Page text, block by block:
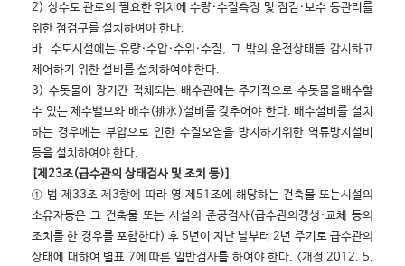
2) 상수도 관로의 필요한 위치에 수량·수질측정 및 점검·보수 등관리를
위한 점검구를 설치하여야 한다.
바. 수도시설에는 유량·수압·수위·수질, 그 밖의 운전상태를 감시하고
제어하기 위한 설비를 설치하여야 한다.
3) 수돗물이 장기간 적체되는 배수관에는 주기적으로 수돗물을배수할
수 있는 제수밸브와 배수(排水)설비를 갖추어야 한다. 배수설비를 설치
하는 경우에는 부압으로 인한 수질오염을 방지하기위한 역류방지설비
등을 설치하여야 한다.
[제23조(급수관의 상태검사 및 조치 등)]
① 법 제33조 제3항에 따라 영 제51조에 해당하는 건축물 또는시설의
소유자등은 그 건축물 또는 시설의 준공검사(급수관의갱생·교체 등의
조치를 한 경우를 포함한다) 후 5년이 지난 날부터 2년 주기로 급수관의
상태에 대하여 별표 7에 따른 일반검사를 하여야 한다. <개정 2012. 5.